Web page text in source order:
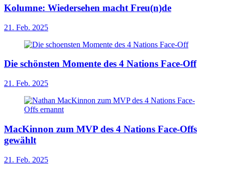
Kolumne: Wiedersehen macht Freu(n)de
21. Feb. 2025
Die schönsten Momente des 4 Nations Face-Off
21. Feb. 2025
MacKinnon zum MVP des 4 Nations Face-Offs
gewählt
21. Feb. 2025